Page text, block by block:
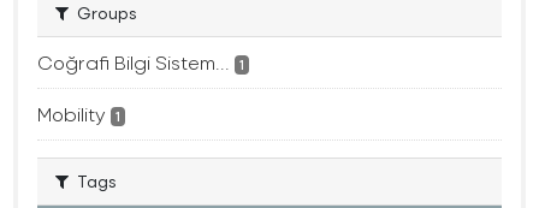
Groups
Coğrafi Bilgi Sistem... 1
Mobility 1
Tags